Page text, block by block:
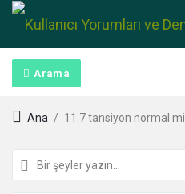
Arama
Ana / 11 7 tansiyon normal mi